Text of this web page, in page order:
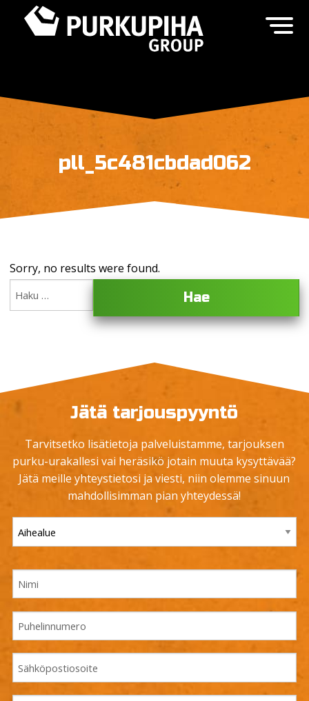
pll_5c481cbdad062
Sorry, no results were found.
Jätä tarjouspyyntö
Tarvitsetko lisätietoja palveluistamme, tarjouksen
purku-urakallesi vai heräsikö jotain muuta kysyttävää?
Jätä meille yhteystietosi ja viesti, niin olemme sinuun
mahdollisimman pian yhteydessä!